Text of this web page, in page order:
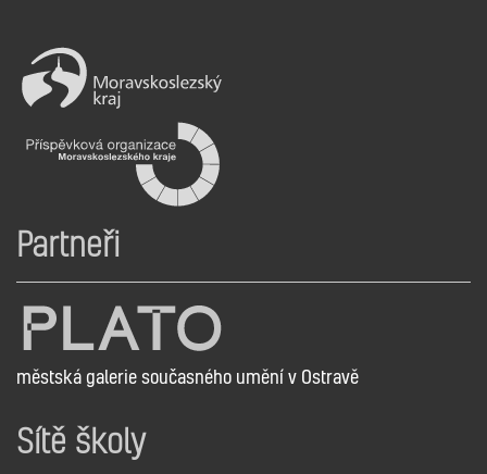
Partneři
městská galerie současného umění v Ostravě
Sítě školy